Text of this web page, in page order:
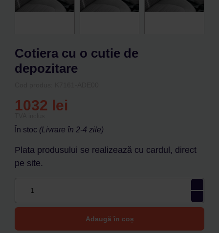
Cotiera cu o cutie de
depozitare
1032 lei
În stoc (Livrare în 2-4 zile)
Plata produsului se realizează cu cardul, direct
pe site.
Adaugă în coș